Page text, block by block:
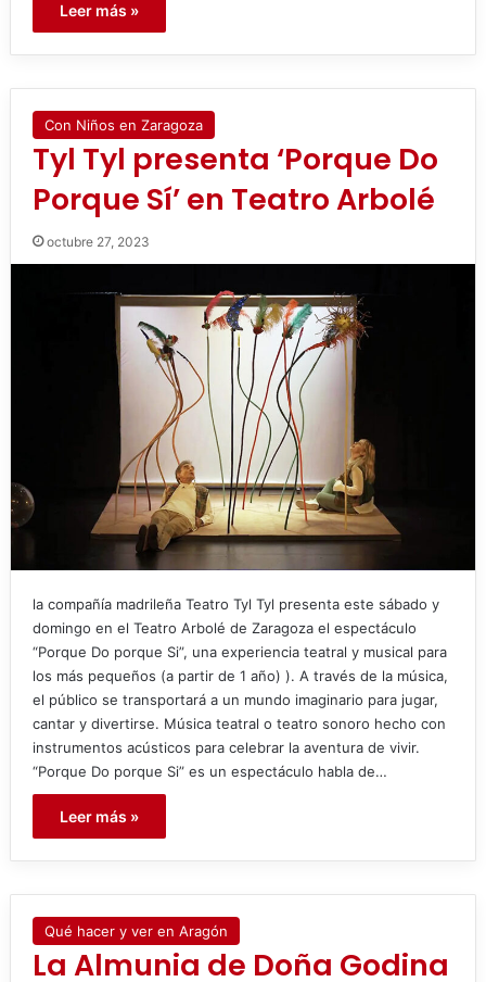
Leer más »
Con Niños en Zaragoza
Tyl Tyl presenta ‘Porque Do
Porque Sí’ en Teatro Arbolé
octubre 27, 2023
la compañía madrileña Teatro Tyl Tyl presenta este sábado y
domingo en el Teatro Arbolé de Zaragoza el espectáculo
“Porque Do porque Si”, una experiencia teatral y musical para
los más pequeños (a partir de 1 año) ). A través de la música,
el público se transportará a un mundo imaginario para jugar,
cantar y divertirse. Música teatral o teatro sonoro hecho con
instrumentos acústicos para celebrar la aventura de vivir.
“Porque Do porque Si” es un espectáculo habla de…
Leer más »
Qué hacer y ver en Aragón
La Almunia de Doña Godina